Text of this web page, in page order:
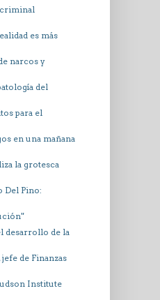
criminal
es más
narcos y
del
para el
en una mañana
la grotesca
Del Pino:
desarrollo de la
de Finanzas
Institute